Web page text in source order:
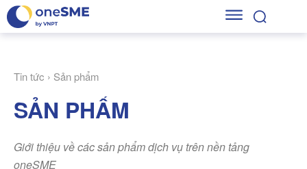
Tin tức Sản phẩm
SẢN PHẨM
Giới thiệu về các sản phẩm dịch vụ trên nền tảng
oneSME